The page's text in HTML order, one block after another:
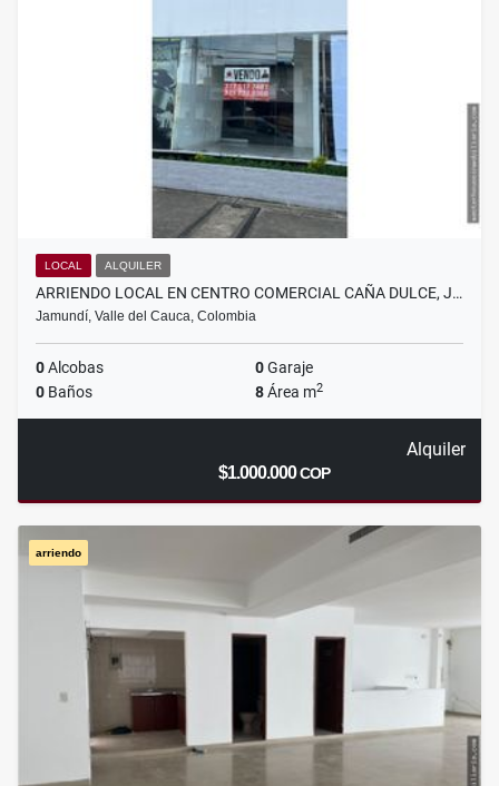
LOCAL ALQUILER
ARRIENDO LOCAL EN CENTRO COMERCIAL CAÑA DULCE, J…
Jamundí, Valle del Cauca, Colombia
0Alcobas 0Garaje
0 Baños 8Área m2
Alquiler
$1.000.000COP
arriendo